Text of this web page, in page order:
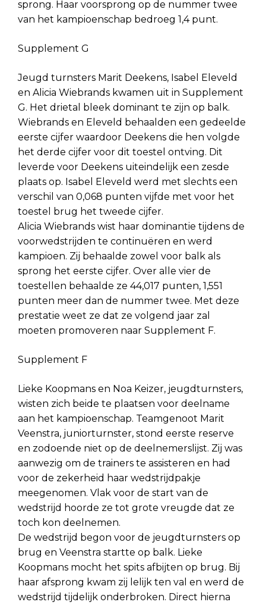
sprong. Haar voorsprong op de nummer twee
van het kampioenschap bedroeg 1,4 punt.
Supplement G
Jeugd turnsters Marit Deekens, Isabel Eleveld
en Alicia Wiebrands kwamen uit in Supplement
G. Het drietal bleek dominant te zijn op balk.
Wiebrands en Eleveld behaalden een gedeelde
eerste cijfer waardoor Deekens die hen volgde
het derde cijfer voor dit toestel ontving. Dit
leverde voor Deekens uiteindelijk een zesde
plaats op. Isabel Eleveld werd met slechts een
verschil van 0,068 punten vijfde met voor het
toestel brug het tweede cijfer.
Alicia Wiebrands wist haar dominantie tijdens de
voorwedstrijden te continuëren en werd
kampioen. Zij behaalde zowel voor balk als
sprong het eerste cijfer. Over alle vier de
toestellen behaalde ze 44,017 punten, 1,551
punten meer dan de nummer twee. Met deze
prestatie weet ze dat ze volgend jaar zal
moeten promoveren naar Supplement F.
Supplement F
Lieke Koopmans en Noa Keizer, jeugdturnsters,
wisten zich beide te plaatsen voor deelname
aan het kampioenschap. Teamgenoot Marit
Veenstra, juniorturnster, stond eerste reserve
en zodoende niet op de deelnemerslijst. Zij was
aanwezig om de trainers te assisteren en had
voor de zekerheid haar wedstrijdpakje
meegenomen. Vlak voor de start van de
wedstrijd hoorde ze tot grote vreugde dat ze
toch kon deelnemen.
De wedstrijd begon voor de jeugdturnsters op
brug en Veenstra startte op balk. Lieke
Koopmans mocht het spits afbijten op brug. Bij
haar afsprong kwam zij lelijk ten val en werd de
wedstrijd tijdelijk onderbroken. Direct hierna